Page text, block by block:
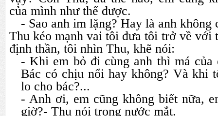
của mình như thế được.
- Sao anh im lặng? Hay là anh không
Thu kéo mạnh vai tôi đưa tôi trở về với
định thần, tôi nhìn Thu, khẽ nói:
- Khi em bỏ đi cùng anh thì má của
Bác có chịu nổi hay không? Và khi
lo cho bác?...
- Anh ơi, em cũng không biết nữa,
giờ?- Thu nói trong nước mắt.